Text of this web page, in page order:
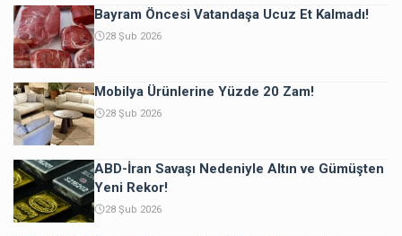
Bayram Öncesi Vatandaşa Ucuz Et Kalmadı!
28 Şub 2026
Mobilya Ürünlerine Yüzde 20 Zam!
28 Şub 2026
ABD-İran Savaşı Nedeniyle Altın ve Gümüşten
Yeni Rekor!
28 Şub 2026